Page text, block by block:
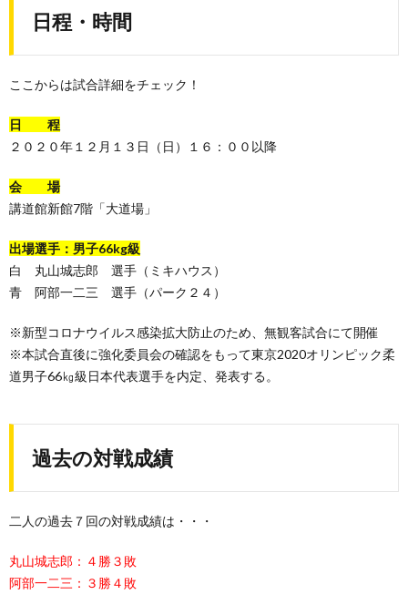
日程・時間
ここからは試合詳細をチェック！
日 程
２０２０年１２月１３日（日）１６：００以降
会 場
講道館新館7階「大道場」
出場選手：男子66kg級
白 丸山城志郎 選手（ミキハウス）
青 阿部一二三 選手（パーク２４）
※新型コロナウイルス感染拡大防止のため、無観客試合にて開催
※本試合直後に強化委員会の確認をもって東京2020オリンピック柔
道男子66㎏級日本代表選手を内定、発表する。
過去の対戦成績
二人の過去７回の対戦成績は・・・
丸山城志郎：４勝３敗
阿部一二三：３勝４敗